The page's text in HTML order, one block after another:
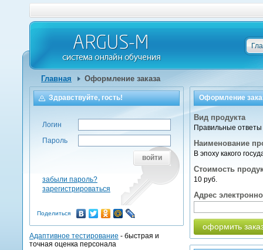
Главная Оформление заказа
Оформление
Вид продукта
Правильные ответы
Наименование
В эпоху какого
Стоимость
10 руб.
Адрес
оформить
Здравствуйте, гость!
Логин
Пароль
войти
забыли пароль?
зарегистрироваться
Поделиться
Адаптивное тестирование - быстрая и
точная оценка персонала